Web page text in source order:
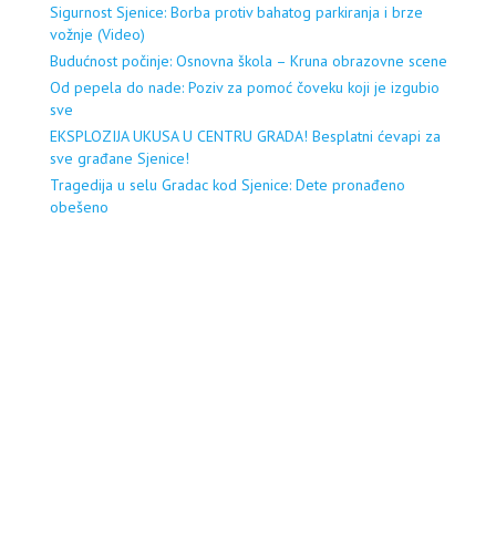
Sigurnost Sjenice: Borba protiv bahatog parkiranja i brze
vožnje (Video)
Budućnost počinje: Osnovna škola – Kruna obrazovne scene
Od pepela do nade: Poziv za pomoć čoveku koji je izgubio
sve
EKSPLOZIJA UKUSA U CENTRU GRADA! Besplatni ćevapi za
sve građane Sjenice!
Tragedija u selu Gradac kod Sjenice: Dete pronađeno
obešeno